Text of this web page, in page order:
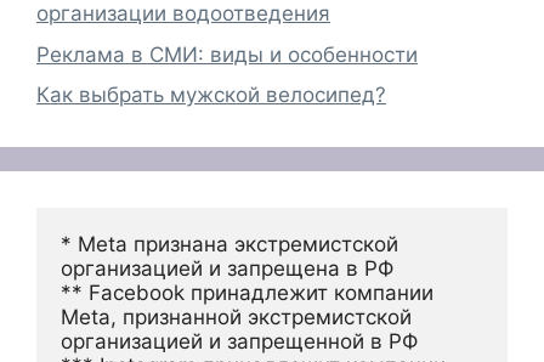
организации водоотведения
Реклама в СМИ: виды и особенности
Как выбрать мужской велосипед?
* Meta признана экстремистской
организацией и запрещена в РФ
** Facebook принадлежит компании
Meta, признанной экстремистской
организацией и запрещенной в РФ